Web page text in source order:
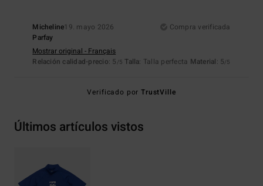
Micheline19. mayo 2026
Compra verificada
Parfay
Mostrar original - Français
Relación calidad-precio: 5 /5 Talla: Talla perfecta Material: 5/5
Verificado porTrustVille
Últimos artículos vistos